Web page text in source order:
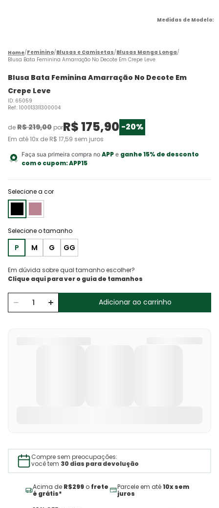
Feminino Blusas e Camisetas Blusas Manga Longa
Blusa Bata Feminina Amarração No Decote Em Crepe Leve
Blusa Bata Feminina Amarração No Decote Em
Crepe Leve
ID: 65059
Ref.: 100013311300004
deR$219,00 porR$175,90 -20%
Em até10x de R$ 17,59 sem juros
Faça sua primeira compra no APPe ganhe 15% de desconto
com o cupom:APP15
Selecione a cor
P M G GG
Em dúvida sobre qual tamanho escolher?
Adicionar ao carrinho
Compre sem preocupações:
você tem 30 dias para devolução
Acima de R$299 o frete
é grátis*
Parcele em até10x sem
juros